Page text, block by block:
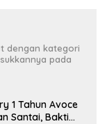
dengan kategori
pada
1 Tahun Avoce
Santai, Bakti